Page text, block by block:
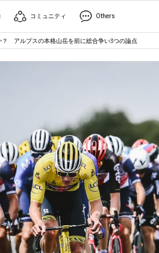
コミュニティ Others
アルプスの本格山岳を前に総合争い3つの論点